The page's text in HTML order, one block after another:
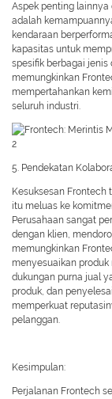
Aspek penting
adalah
kendaraan
kapasitas untuk
spesifik berbagai jenis
memungkinkan
mempertahankan
seluruh industri.
5. Pendekatan
Kesuksesan
itu meluas ke
Perusahaan sangat
dengan klien,
memungkinkan
menyesuaikan
dukungan purna jual
produk, dan
memperkuat
pelanggan.
Kesimpulan:
Perjalanan Frontech